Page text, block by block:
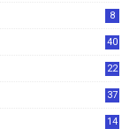
8
40
22
37
14